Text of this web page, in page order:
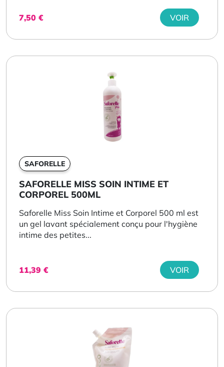
7,50 € VOIR
SAFORELLE
SAFORELLE MISS SOIN INTIME ET
CORPOREL 500ML
Saforelle Miss Soin Intime et Corporel 500 ml est
un gel lavant spécialement conçu pour l'hygiène
intime des petites...
11,39 € VOIR